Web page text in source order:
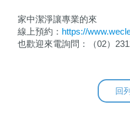
家中潔淨讓專業的來
線上預約： https://
也歡迎來電詢問：（02）
回